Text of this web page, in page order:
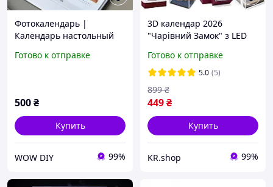
Фотокалендарь |
Календарь настольный
фотографиями 15*21 |
Готово к отправке
500₴
Купить
WOW DIY 99%
3D календар 2026
"Чарівний Замок" з LED
календар, настільний
декор, подарунок
Готово к отправке
5.0 (5)
449₴
899 ₴
Купить
KR.shop 99%